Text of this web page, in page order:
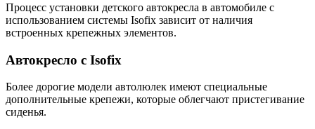
Процесс установки детского автокресла в автомобиле с
использованием системы Isofix зависит от наличия
встроенных крепежных элементов.
Автокресло с Isofix
Более дорогие модели автолюлек имеют специальные
дополнительные крепежи, которые облегчают пристегивание
сиденья.